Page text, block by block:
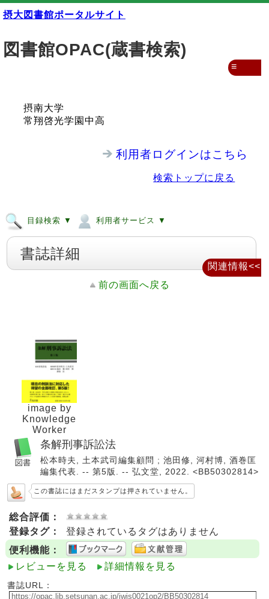
摂大図書館ポータルサイト
図書館OPAC(蔵書検索)
摂南大学
常翔啓光学園中高
利用者ログインはこちら
検索トップに戻る
目録検索 ▼ 利用者サービス ▼
≡
書誌詳細
前の画面へ戻る
image by
Knowledge
Worker
条解刑事訴訟法
松本時夫, 土本武司編集顧問 ; 池田修, 河村博, 酒巻匡
編集代表. -- 第5版. -- 弘文堂, 2022. <BB50302814>
この書誌にはまだスタンプは押されていません。
総合評価：
登録タグ：
登録されているタグはありません
便利機能：
レビューを見る
詳細情報を見る
書誌URL：
関連情報<<